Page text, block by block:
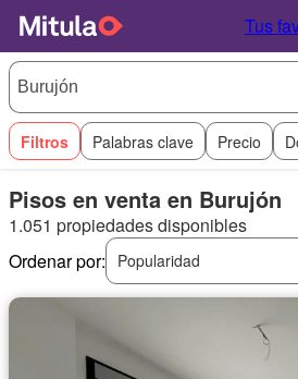
Tus
Filtros Palabras clave Precio
Pisos en venta en Burujón
1.051 propiedades disponibles
Ordenar por:
Popularidad